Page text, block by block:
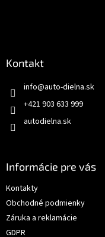
Kontakt
info@auto-dielna.sk
+421 903 633 999
autodielna.sk
Informácie pre vás
Kontakty
Obchodné podmienky
Záruka a reklamácie
GDPR